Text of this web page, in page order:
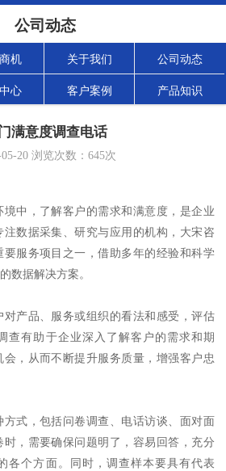
公司动态
机 关于我们 公司动态
心 客户案例 产品知识
满意度调查电话
20浏览次数： 645次
中，了解客户的需求和满意度，是企业
数据采集、研究与应用的机构，大宋咨
服务项目之一，借助多年的经验和科学
数据解决方案。
产品、服务或组织的看法和感受，评估
查有助于企业深入了解客户的需求和期
，从而不断提升服务质量，增强客户忠
式，包括问卷调查、电话访谈、面对面
，需要确保问题明了，容易回答，充分
各个方面。同时，调查样本要具有代表